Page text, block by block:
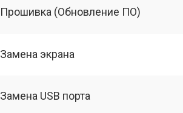
Прошивка (Обновление ПО)
Замена экрана
Замена USB порта